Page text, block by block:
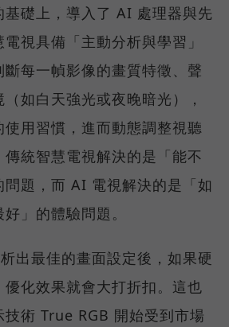
基礎上，導入了 AI 處理器與先
視具備「主動分析與學習」
每一幀影像的畫質特徵、聲
如白天強光或夜晚暗光），
用習慣，進而動態調整視聽
統智慧電視解決的是「能不
問題，而 AI 電視解決的是「如
」的體驗問題。
出最佳的畫面設定後，如果硬
化效果就會大打折扣。這也
術 True RGB 開始受到市場